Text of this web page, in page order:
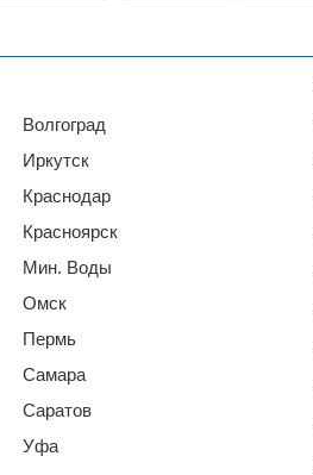
Волгоград
Иркутск
Краснодар
Красноярск
Мин. Воды
Омск
Пермь
Самара
Саратов
Уфа